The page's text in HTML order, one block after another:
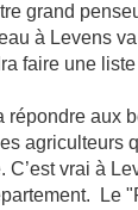
grand
à Levens
faire une
répondre aux
agriculteurs
C’est vrai à
Le